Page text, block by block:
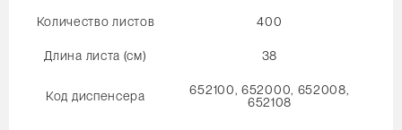
Количество листов 400
Длина листа (см) 38
Код диспенсера
652100, 652000, 652008,
652108